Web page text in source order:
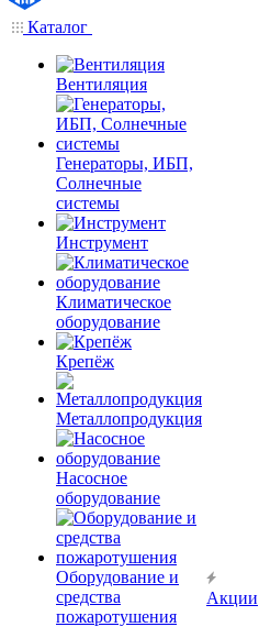
Каталог
Вентиляция
Генераторы, ИБП,
Солнечные
системы
Инструмент
Климатическое
оборудование
Крепёж
Металлопродукция
Насосное
оборудование
Оборудование и
средства
пожаротушения
Акции